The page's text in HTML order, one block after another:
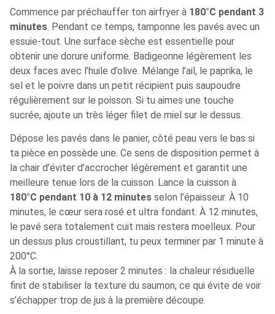
Commence par préchauffer ton airfryer à 180°C pendant 3
minutes. Pendant ce temps, tamponne les pavés avec un
essuie-tout. Une surface sèche est essentielle pour
obtenir une dorure uniforme. Badigeonne légèrement les
deux faces avec l’huile d’olive. Mélange l’ail, le paprika, le
sel et le poivre dans un petit récipient puis saupoudre
régulièrement sur le poisson. Si tu aimes une touche
sucrée, ajoute un très léger filet de miel sur le dessus.
Dépose les pavés dans le panier, côté peau vers le bas si
ta pièce en possède une. Ce sens de disposition permet à
la chair d’éviter d’accrocher légèrement et garantit une
meilleure tenue lors de la cuisson. Lance la cuisson à
180°C pendant 10 à 12 minutes selon l’épaisseur. À 10
minutes, le cœur sera rosé et ultra fondant. À 12 minutes,
le pavé sera totalement cuit mais restera moelleux. Pour
un dessus plus croustillant, tu peux terminer par 1 minute à
200°C.
À la sortie, laisse reposer 2 minutes : la chaleur résiduelle
finit de stabiliser la texture du saumon, ce qui évite de voir
s’échapper trop de jus à la première découpe.